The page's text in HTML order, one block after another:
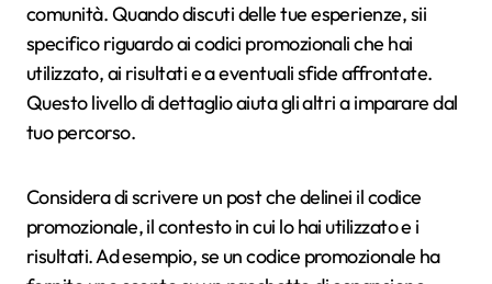
comunità. Quando discuti delle tue esperienze, sii
specifico riguardo ai codici promozionali che hai
utilizzato, ai risultati e a eventuali sfide affrontate.
Questo livello di dettaglio aiuta gli altri a imparare dal
tuo percorso.
Considera di scrivere un post che delinei il codice
promozionale, il contesto in cui lo hai utilizzato e i
risultati. Ad esempio, se un codice promozionale ha